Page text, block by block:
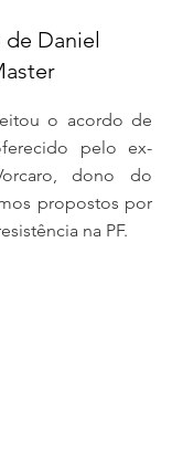
de Daniel
5 estrelas.
o acordo de
pelo ex-
dono do
propostos por
na PF.